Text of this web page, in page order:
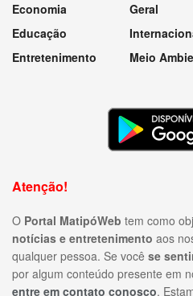
Economia
Educação
Entretenimento
Geral
Meio
Atenção!
O Portal MatipóWeb tem como
notícias e entretenimento aos
qualquer pessoa. Se você se
por algum conteúdo presente em
entre em contato conosco.